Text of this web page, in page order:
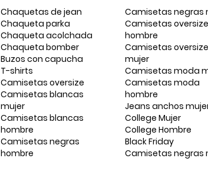
Chaquetas de jean
Chaqueta parka
Chaqueta acolchada
Chaqueta bomber
Buzos con capucha
T-shirts
Camisetas oversize
Camisetas blancas
mujer
Camisetas blancas
hombre
Camisetas negras
hombre
Camisetas negras
Camisetas oversize
hombre
Camisetas oversize
mujer
Camisetas moda
Camisetas moda
hombre
Jeans anchos
College Mujer
College Hombre
Black Friday
Camisetas negras